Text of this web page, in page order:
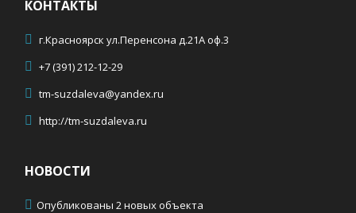
КОНТАКТЫ
г.Красноярск ул.Перенсона д.21А оф.3
+7 (391) 212-12-29
tm-suzdaleva@yandex.ru
http://tm-suzdaleva.ru
НОВОСТИ
Опубликованы 2 новых объекта